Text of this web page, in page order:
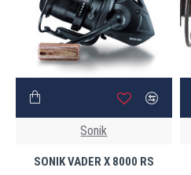
Sonik
SONIK VADER X 8000 RS